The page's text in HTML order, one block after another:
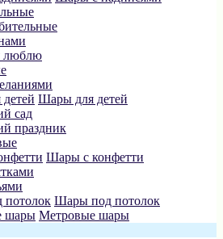
люблю
Шары для детей
сад
праздник
Шары с конфетти
Шары под потолок
Метровые шары